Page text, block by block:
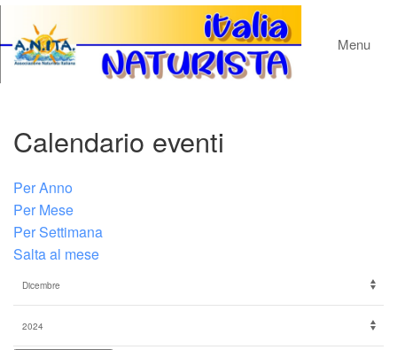
Menu
Calendario eventi
Per Anno
Per Mese
Per Settimana
Salta al mese